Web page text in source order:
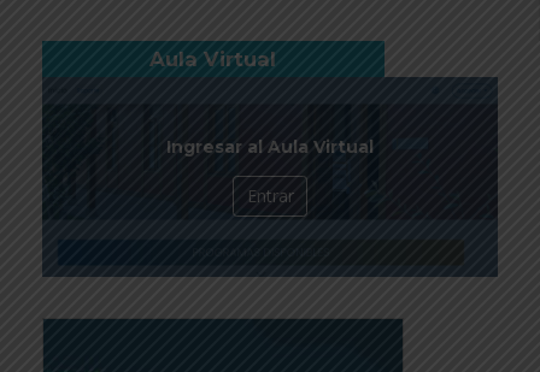
Aula Virtual
Ingresar al Aula Virtual
Entrar